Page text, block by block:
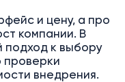
и цену, а про
компании. В
подход к выбору
проверки
внедрения.